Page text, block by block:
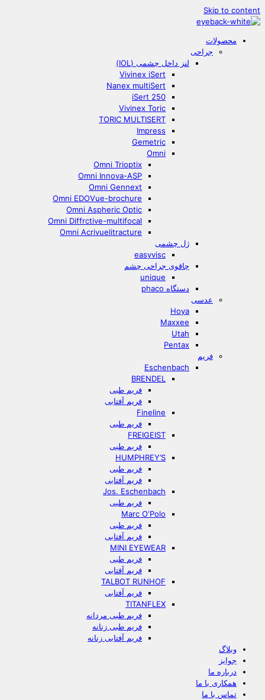
Skip to content
محصولات
جراحی
لنز داخل چشمی (IOL)
Vivinex iSert
Nanex multiSert
iSert 250
Vivinex Toric
TORIC MULTISERT
Impress
Gemetric
Omni
Omni Trioptix
Omni Innova-ASP
Omni Gennext
Omni EDOVue-brochure
Omni Aspheric Optic
Omni Diffrctive-multifocal
Omni Acrivuelitracture
ژل چشمی
easyvisc
چاقوی جراحی چشم
unique
دستگاه phaco
عدسی
Hoya
Maxxee
Utah
Pentax
فریم
Eschenbach
BRENDEL
فریم طبی
فریم آفتابی
Fineline
فریم طبی
FREIGEIST
فریم طبی
HUMPHREY’S
فریم طبی
فریم آفتابی
Jos. Eschenbach
فریم طبی
Marc O‘Polo
فریم طبی
فریم آفتابی
MINI EYEWEAR
فریم طبی
فریم آفتابی
TALBOT RUNHOF
فریم آفتابی
TITANFLEX
فریم طبی مردانه
فریم طبی زنانه
فریم آفتابی زنانه
وبلاگ
جوایز
درباره ما
همکاری با ما
تماس با ما